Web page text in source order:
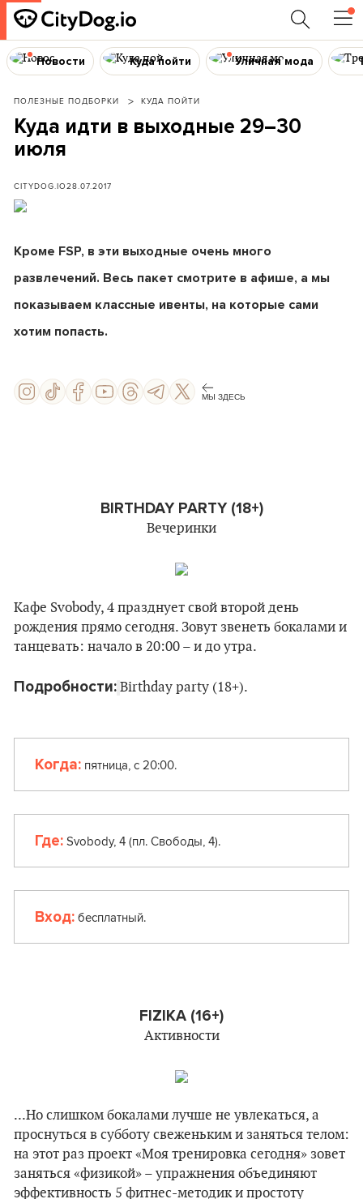
Новости Куда пойти Уличная мода
ПОЛЕЗНЫЕ ПОДБОРКИ КУДА ПОЙТИ
Куда идти в выходные 29–30
июля
CITYDOG.IO28.07.2017
Кроме FSP, в эти выходные очень много
развлечений. Весь пакет смотрите в афише, а мы
показываем классные ивенты, на которые сами
хотим попасть.
МЫ ЗДЕСЬ
BIRTHDAY PARTY (18+)
Вечеринки
Кафе Svobody, 4 празднует свой второй день
рождения прямо сегодня. Зовут звенеть бокалами и
танцевать: начало в 20:00 – и до утра.
Подробности: Birthday party (18+).
Когда: пятница, с 20:00.
Где:Svobody, 4 (пл. Свободы, 4).
Вход:бесплатный.
FIZIKA (16+)
Активности
...Но слишком бокалами лучше не увлекаться, а
проснуться в субботу свеженьким и заняться телом:
на этот раз проект «Моя тренировка сегодня» зовет
заняться «физикой» – упражнения объединяют
эффективность 5 фитнес-методик и простоту